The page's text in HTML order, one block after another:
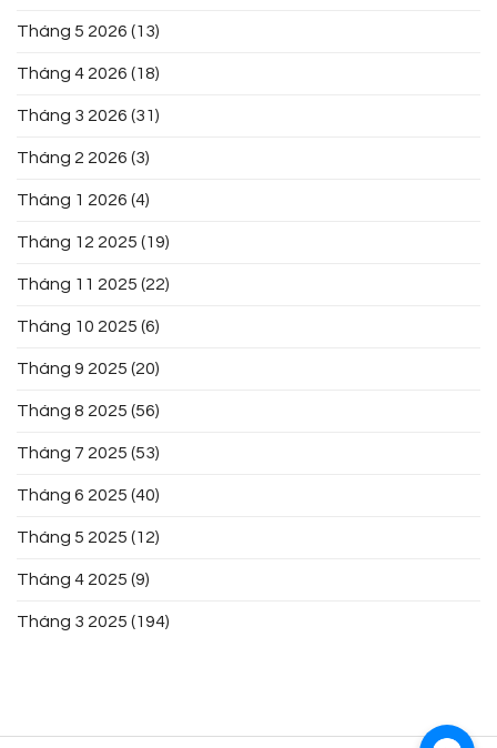
Tháng 5 2026 (13)
Tháng 4 2026 (18)
Tháng 3 2026 (31)
Tháng 2 2026 (3)
Tháng 1 2026 (4)
Tháng 12 2025 (19)
Tháng 11 2025 (22)
Tháng 10 2025 (6)
Tháng 9 2025 (20)
Tháng 8 2025 (56)
Tháng 7 2025 (53)
Tháng 6 2025 (40)
Tháng 5 2025 (12)
Tháng 4 2025 (9)
Tháng 3 2025 (194)